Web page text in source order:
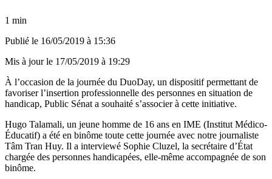
1 min
Publié le 16/05/2019 à 15:36
Mis à jour le 17/05/2019 à 19:29
À l’occasion de la journée du DuoDay, un dispositif permettant de
favoriser l’insertion professionnelle des personnes en situation de
handicap, Public Sénat a souhaité s’associer à cette initiative.
Hugo Talamali, un jeune homme de 16 ans en IME (Institut Médico-
Éducatif) a été en binôme toute cette journée avec notre journaliste
Tâm Tran Huy. Il a interviewé Sophie Cluzel, la secrétaire d’État
chargée des personnes handicapées, elle-même accompagnée de son
binôme.